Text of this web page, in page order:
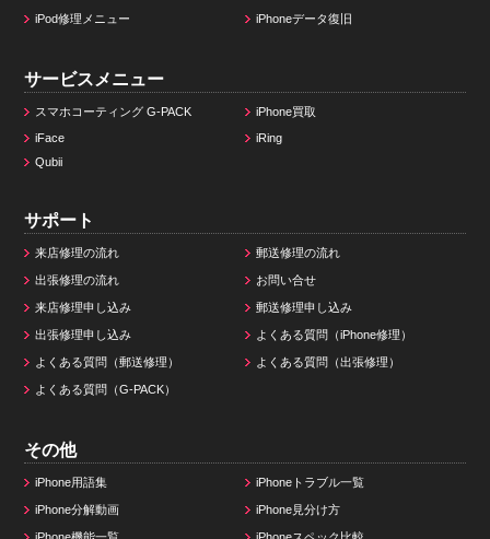
iPod修理メニュー iPhoneデータ復旧
サービスメニュー
スマホコーティング G-PACK
iPhone買取
iFace
iRing
Qubii
サポート
来店修理の流れ 郵送修理の流れ
出張修理の流れ お問い合せ
来店修理申し込み 郵送修理申し込み
出張修理申し込み よくある質問（iPhone修理）
よくある質問（郵送修理） よくある質問（出張修理）
よくある質問（G-PACK）
その他
iPhone用語集 iPhoneトラブル一覧
iPhone分解動画 iPhone見分け方